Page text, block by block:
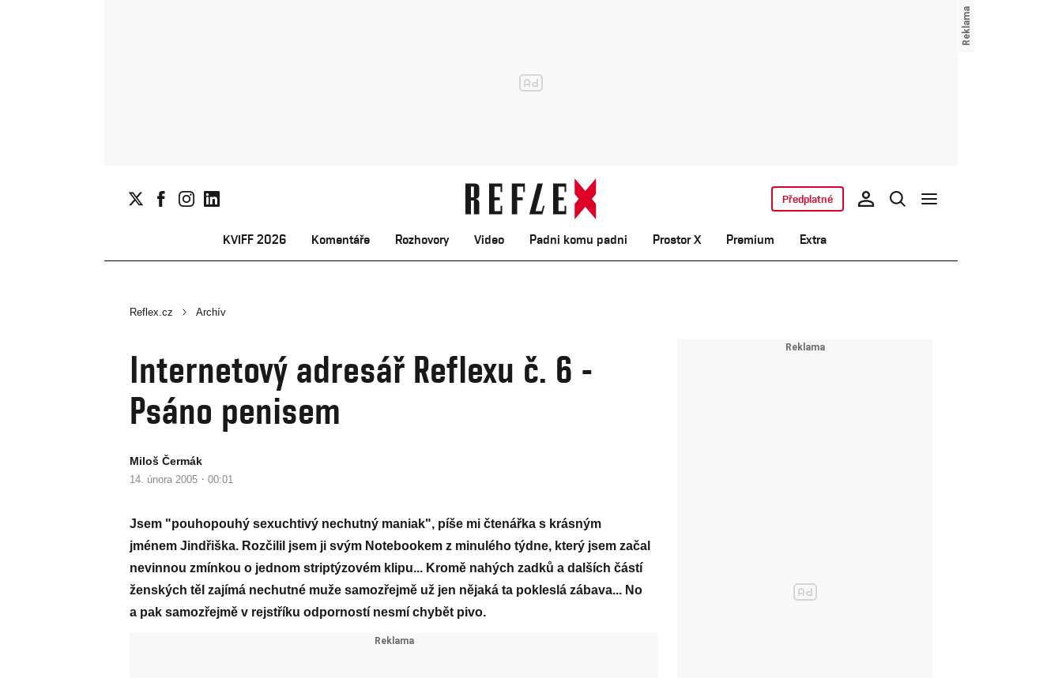
KVIFF 2026 Komentáře Rozhovory Video Padni komu padni Prostor X Premium Extra
Předplatné
Reflex.cz Archív
Internetový adresář Reflexu č. 6 -
Psáno penisem
Miloš Čermák
14. února 2005 · 00:01
Jsem "pouhopouhý sexuchtivý nechutný maniak", píše mi čtenářka s krásným
jménem Jindřiška. Rozčilil jsem ji svým Notebookem z minulého týdne, který jsem začal
nevinnou zmínkou o jednom striptýzovém klipu... Kromě nahých zadků a dalších částí
ženských těl zajímá nechutné muže samozřejmě už jen nějaká ta pokleslá zábava... No
a pak samozřejmě v rejstříku odporností nesmí chybět pivo.